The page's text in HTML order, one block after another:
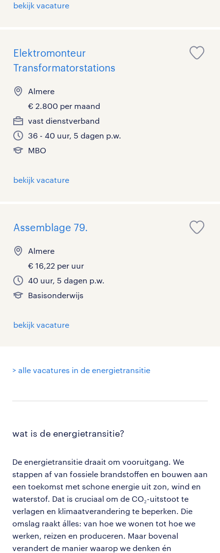
bekijk vacature
Elektromonteur
Transformatorstations
Almere
€ 2.800 per maand
vast dienstverband
36 - 40 uur, 5 dagen p.w.
MBO
bekijk vacature
Assemblage 79.
Almere
€ 16,22 per uur
40 uur, 5 dagen p.w.
Basisonderwijs
bekijk vacature
> alle vacatures in de energietransitie
wat is de energietransitie?
De energietransitie draait om vooruitgang. We
stappen af van fossiele brandstoffen en bouwen aan
een toekomst met schone energie uit zon, wind en
waterstof. Dat is cruciaal om de CO₂-uitstoot te
verlagen en klimaatverandering te beperken. Die
omslag raakt álles: van hoe we wonen tot hoe we
werken, reizen en produceren. Maar bovenal
verandert de manier waarop we denken én